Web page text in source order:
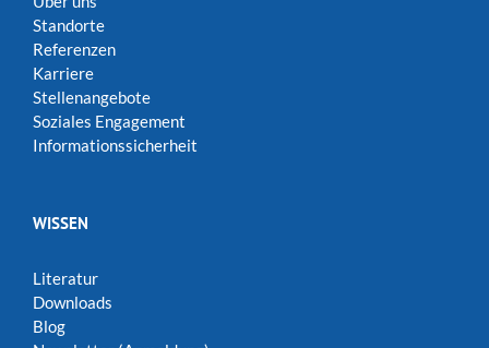
Standorte
Referenzen
Karriere
Stellenangebote
Soziales Engagement
Informationssicherheit
WISSEN
Literatur
Downloads
Blog